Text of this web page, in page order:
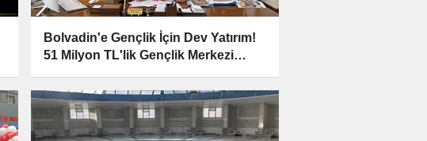
Bolvadin'e Gençlik İçin Dev Yatırım!
51 Milyon TL'lik Gençlik Merkezi